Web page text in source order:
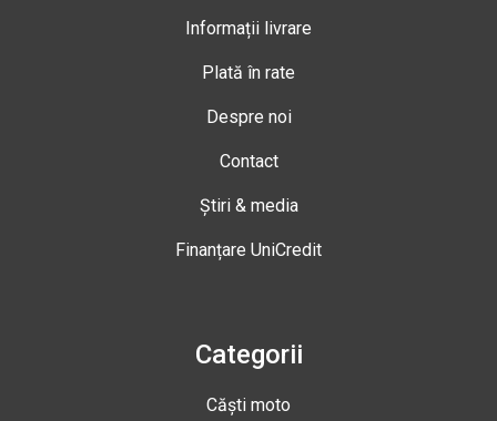
Informații livrare
Plată în rate
Despre noi
Contact
Știri & media
Finanțare UniCredit
Categorii
Căști moto